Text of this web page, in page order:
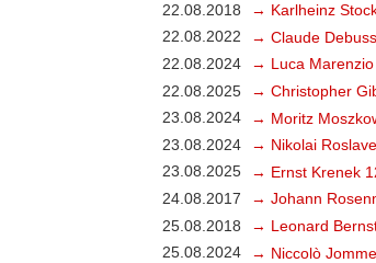
22.08.2018
→ Karlheinz
22.08.2022
→ Claude
22.08.2024
→ Luca Marenzio
22.08.2025
→ Christopher
23.08.2024
→ Moritz
23.08.2024
→ Nikolai
23.08.2025
→ Ernst Krenek
24.08.2017
→ Johann
25.08.2018
→ Leonard
25.08.2024
→ Niccolò